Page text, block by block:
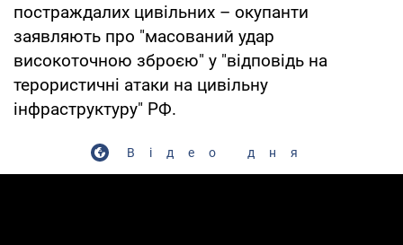
постраждалих цивільних – окупанти
заявляють про "масований удар
високоточною зброєю" у "відповідь на
терористичні атаки на цивільну
інфраструктуру" РФ.
Відео дня